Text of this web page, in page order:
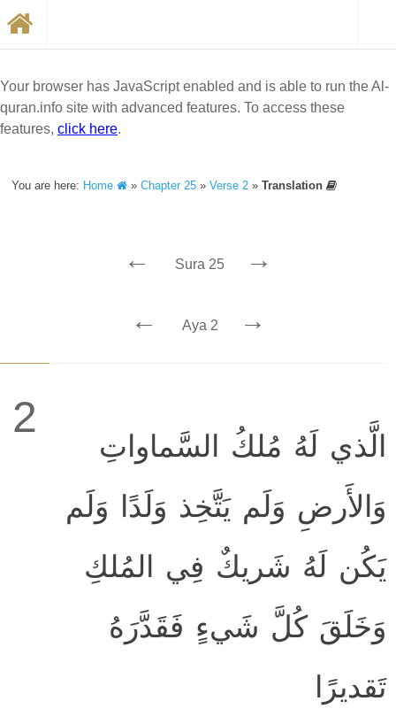
Your browser has JavaScript enabled and is able to run the Al-
quran.info site with advanced features. To access these
features, click here.
You are here: Home »Chapter 25 »Verse 2 »Translation
← Sura 25 →
← Aya 2 →
2
الَّذي لَهُ مُلكُ السَّماواتِ
وَالأَرضِ وَلَم يَتَّخِذ وَلَدًا وَلَم
يَكُن لَهُ شَريكٌ فِي المُلكِ
وَخَلَقَ كُلَّ شَيءٍ فَقَدَّرَهُ
تَقديرًا